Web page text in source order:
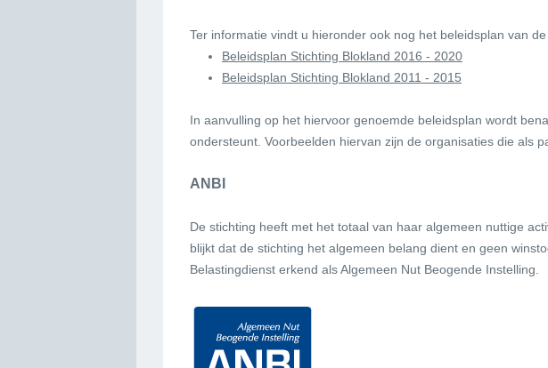
Ter informatie vindt u hieronder ook nog het beleidsplan van
Beleidsplan Stichting Blokland 2016 - 2020
Beleidsplan Stichting Blokland 2011 - 2015
In aanvulling op het hiervoor genoemde beleidsplan wordt
ondersteunt. Voorbeelden hiervan zijn de organisaties die als
ANBI
De stichting heeft met het totaal van haar algemeen nuttige
blijkt dat de stichting het algemeen belang dient en geen
Belastingdienst erkend als Algemeen Nut Beogende Instelling.